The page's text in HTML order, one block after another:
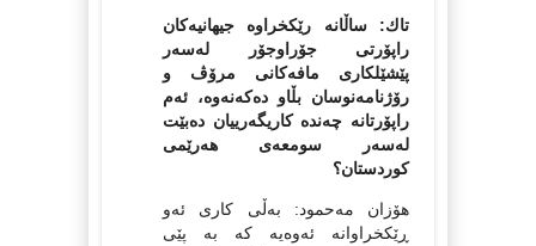
تاك: ساڵانه‌ رێكخراوه‌ جیهانیه‌كان
راپۆرتی جۆراوجۆر له‌سه‌ر
پێشێلكاری مافه‌كانی مرۆڤ و
رۆژنامه‌نوسان بڵاو ده‌كه‌نه‌وه‌، ئه‌م
راپۆرتانه‌ چه‌نده‌ كاریگه‌رییان ده‌بێت
له‌سه‌ر سومعه‌ی هه‌رێمی
كوردستان؟
هۆزان مه‌حمود: به‌ڵی كاری ئه‌و
ڕێكخراوانه‌ ئه‌وه‌یه‌ كه‌ به‌ پێی